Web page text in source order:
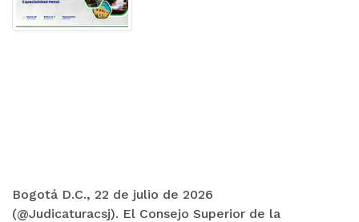
Bogotá D.C., 22 de julio de 2026
(@Judicaturacsj). El Consejo Superior de la